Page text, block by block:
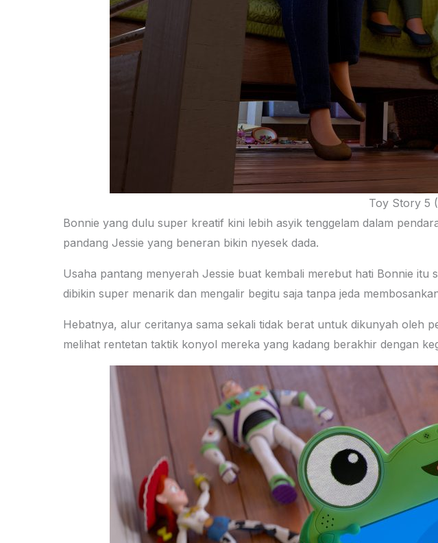
Toy Story 5
Bonnie yang dulu super kreatif kini lebih asyik tenggelam dalam
pandang Jessie yang beneran bikin nyesek dada.
Usaha pantang menyerah Jessie buat kembali merebut hati Bonnie
dibikin super menarik dan mengalir begitu saja tanpa jeda
Hebatnya, alur ceritanya sama sekali tidak berat untuk dikunyah oleh
melihat rentetan taktik konyol mereka yang kadang berakhir dengan